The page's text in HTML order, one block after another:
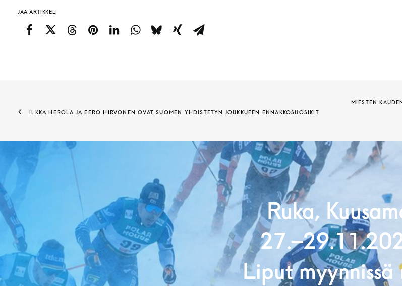
JAA ARTIKKELI
ILKKA HEROLA JA EERO HIRVONEN OVAT SUOMEN YHDISTETYN JOUKKUEEN ENNAKKOSUOSIKIT
MIESTEN
Ruka,
Liput myynnissä